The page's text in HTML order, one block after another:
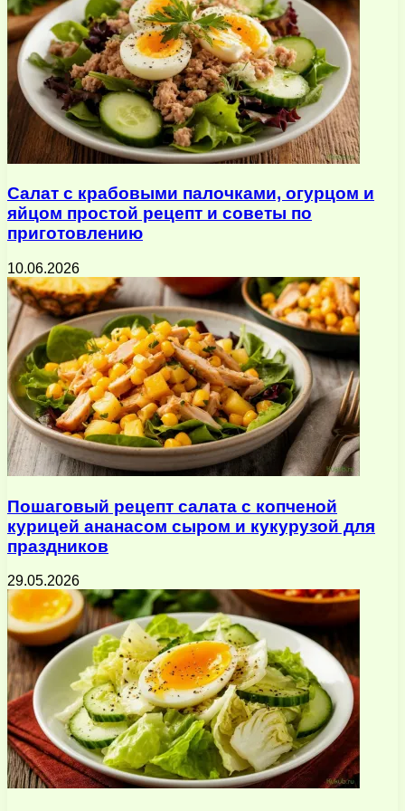
Салат с крабовыми палочками, огурцом и
яйцом простой рецепт и советы по
приготовлению
10.06.2026
Пошаговый рецепт салата с копченой
курицей ананасом сыром и кукурузой для
праздников
29.05.2026